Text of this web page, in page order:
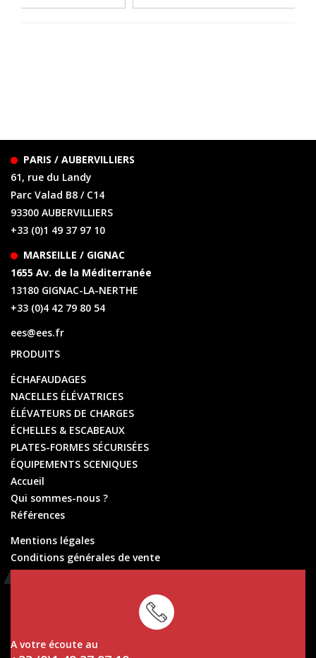
PARIS / AUBERVILLIERS
61, rue du Landy
Parc Valad B8 / C14
93300 AUBERVILLIERS
+33 (0)1 49 37 97 10
MARSEILLE / GIGNAC
1655 Av. de la Méditerranée
13180 GIGNAC-LA-NERTHE
+33 (0)4 42 79 80 54
ees@ees.fr
PRODUITS
ÉCHAFAUDAGES
NACELLES ÉLÉVATRICES
ÉLÉVATEURS DE CHARGES
ÉCHELLES & ESCABEAUX
PLATES-FORMES SÉCURISÉES
ÉQUIPEMENTS SCENIQUES
Accueil
Qui sommes-nous ?
Références
Mentions légales
Conditions générales de vente
Conditions générales de location
A votre écoute au